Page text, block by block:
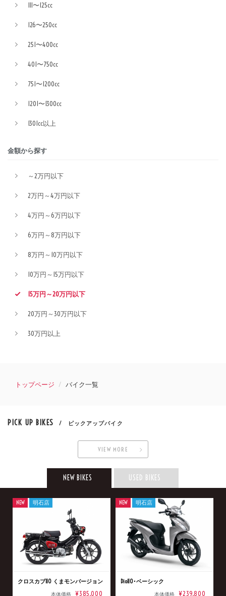
111〜125cc
126〜250cc
251〜400cc
401〜750cc
751〜1200cc
1201〜1300cc
1301cc以上
金額から探す
～2万円以下
2万円～4万円以下
4万円～6万円以下
6万円～8万円以下
8万円～10万円以下
10万円～15万円以下
15万円～20万円以下
20万円～30万円以下
30万円以上
トップページ バイク一覧
PICK UP BIKES / ピックアップバイク
VIEW MORE
NEW BIKES USED BIKES
クロスカブ110 くまモンバージョン
本体価格 ¥385,000
NEW 明石店
Dio110･ベーシック
本体価格 ¥239,800
NEW 明石店